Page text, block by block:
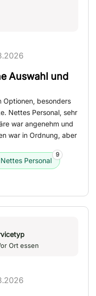
Auswahl und
Optionen, besonders
Nettes Personal, sehr
war angenehm und
war in Ordnung, aber
Nettes Personal
9
Ort essen